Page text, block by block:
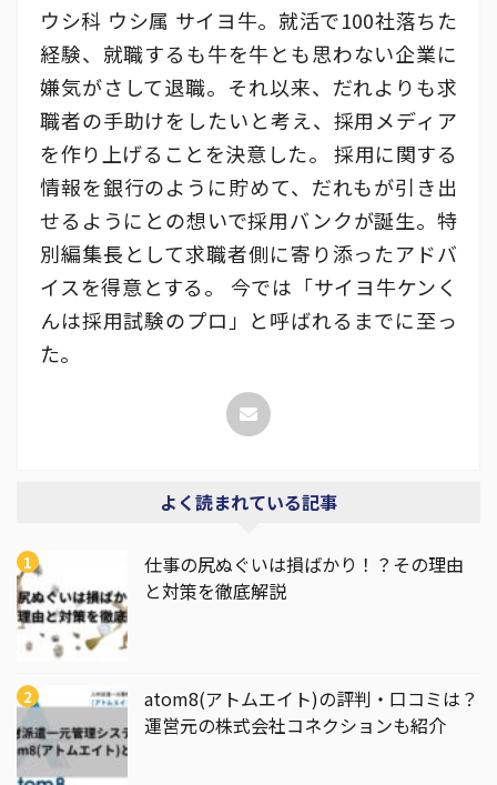
ウシ科 ウシ属 サイヨ牛。就活で100社落ちた
経験、就職するも牛を牛とも思わない企業に
嫌気がさして退職。それ以来、だれよりも求
職者の手助けをしたいと考え、採用メディア
を作り上げることを決意した。 採用に関する
情報を銀行のように貯めて、だれもが引き出
せるようにとの想いで採用バンクが誕生。特
別編集長として求職者側に寄り添ったアドバ
イスを得意とする。 今では「サイヨ牛ケンく
んは採用試験のプロ」と呼ばれるまでに至っ
た。
よく読まれている記事
仕事の尻ぬぐいは損ばかり！？その理由
と対策を徹底解説
atom8(アトムエイト)の評判・口コミは？
運営元の株式会社コネクションも紹介